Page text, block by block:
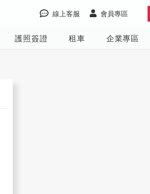
會員專區
線上客服
護照簽證 租車 企業專區